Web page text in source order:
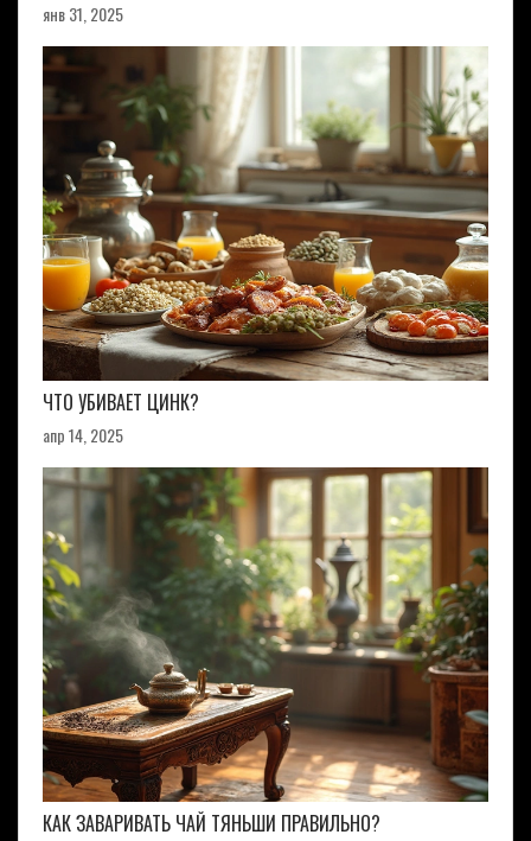
янв 31, 2025
ЧТО УБИВАЕТ ЦИНК?
апр 14, 2025
КАК ЗАВАРИВАТЬ ЧАЙ ТЯНЬШИ ПРАВИЛЬНО?